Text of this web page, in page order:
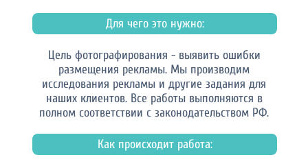
Для чего это нужно:
Цель фотографирования - выявить ошибки
размещения рекламы. Мы производим
исследования рекламы и другие задания для
наших клиентов. Все работы выполняются в
полном соответствии с законодательством РФ.
Как происходит работа: